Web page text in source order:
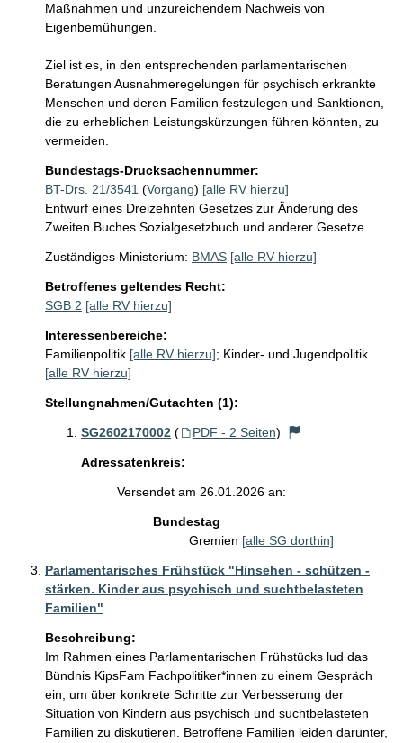
Maßnahmen und unzureichendem Nachweis von
Eigenbemühungen.
Ziel ist es, in den entsprechenden parlamentarischen
Beratungen Ausnahmeregelungen für psychisch erkrankte
Menschen und deren Familien festzulegen und Sanktionen,
die zu erheblichen Leistungskürzungen führen könnten, zu
vermeiden.
Bundestags-Drucksachennummer:
BT-Drs. 21/3541 (Vorgang) [alle RV hierzu]
Entwurf eines Dreizehnten Gesetzes zur Änderung des
Zweiten Buches Sozialgesetzbuch und anderer Gesetze
Zuständiges Ministerium: BMAS [alle RV hierzu]
Betroffenes geltendes Recht:
SGB 2 [alle RV hierzu]
Interessenbereiche:
Familienpolitik [alle RV hierzu]; Kinder- und Jugendpolitik
[alle RV hierzu]
Stellungnahmen/Gutachten (1):
SG2602170002 ( PDF - 2 Seiten)
Adressatenkreis:
Versendet am 26.01.2026 an:
Bundestag
Gremien [alle SG dorthin]
Parlamentarisches Frühstück "Hinsehen - schützen -
stärken. Kinder aus psychisch und suchtbelasteten
Familien"
Beschreibung:
Im Rahmen eines Parlamentarischen Frühstücks lud das
Bündnis KipsFam Fachpolitiker*innen zu einem Gespräch
ein, um über konkrete Schritte zur Verbesserung der
Situation von Kindern aus psychisch und suchtbelasteten
Familien zu diskutieren. Betroffene Familien leiden darunter,